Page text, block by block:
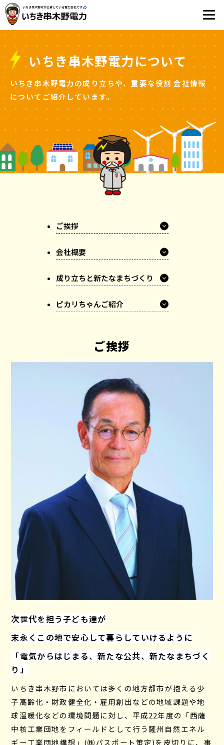
いちき串木野電力について
いちき串木野電力の成り立ちや、重要な役割 会社情報
についてご紹介しています。
ご挨拶
会社概要
成り立ちと新たなまちづくり
ピカリちゃんご紹介
ご挨拶
次世代を担う子ども達が
末永くこの地で安心して暮らしていけるように
「電気からはじまる、新たな公共、新たなまちづく
り」
いちき串木野市においては多くの地方都市が抱える少
子高齢化・財政健全化・雇用創出などの地域課題や地
球温暖化などの環境問題に対し、平成22年度の「西薩
中核工業団地をフィールドとして行う薩州自然エネル
ギー工業団地構想」(㈱パスポート策定)を皮切りに、事